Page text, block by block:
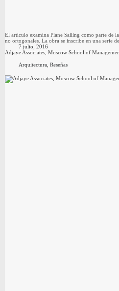
El artículo examina Plane Sailing como parte de
no ortogonales. La obra se inscribe en una serie
7 julio, 2016
Adjaye Associates, Moscow School of
Arquitectura, Reseñas